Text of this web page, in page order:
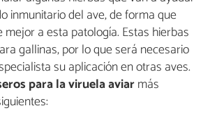
inmunitario del ave, de forma que
a esta patología. Estas hierbas
gallinas, por lo que será necesario
su aplicación en otras aves.
para la viruela aviarmás